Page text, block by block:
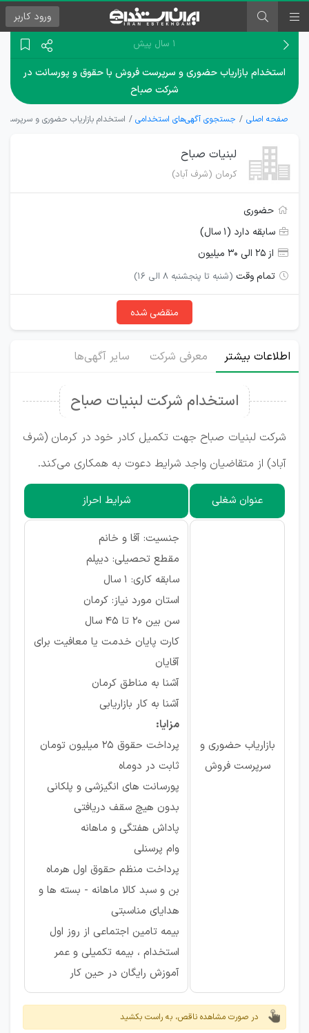
ورود کاربر
۱ سال پیش
استخدام بازاریاب حضوری و سرپرست فروش با حقوق و پورسانت در
شرکت صباح
صفحه اصلی جستجوی آگهی‌های استخدامی استخدام بازاریاب حضوری و
لبنیات صباح
کرمان (شرف آباد)
حضوری
سابقه دارد (۱ سال)
از ۲۵ الی ۳۰ میلیون
تمام وقت (شنبه تا پنجشنبه 8 الی 16)
منقضی شده
اطلاعات بیشتر معرفی شرکت سایر آگهی‌ها
استخدام شرکت لبنیات صباح
شرکت لبنیات صباح جهت تکمیل کادر خود در کرمان (شرف
آباد) از متقاضیان واجد شرایط دعوت به همکاری می‌کند.
عنوان شغلی شرایط احراز
بازاریاب حضوری و
سرپرست فروش
جنسیت: آقا و خانم
مقطع تحصیلی: دیپلم
سابقه کاری: ۱ سال
استان مورد نیاز: کرمان
سن بین 20 تا 45 سال
کارت پایان خدمت یا معافیت برای
آقایان
آشنا به مناطق کرمان
آشنا به کار بازاریابی
مزایا:
پرداخت حقوق 25 میلیون تومان
ثابت در دوماه
پورسانت های انگیزشی و پلکانی
بدون هیچ سقف دریافتی
پاداش هفتگی و ماهانه
وام پرسنلی
پرداخت منظم حقوق اول هرماه
بن و سبد کالا ماهانه - بسته ها و
هدایای مناسبتی
بیمه تامین اجتماعی از روز اول
استخدام ، بیمه تکمیلی و عمر
آموزش رایگان در حین کار
در صورت مشاهده ناقص، به راست بکشید